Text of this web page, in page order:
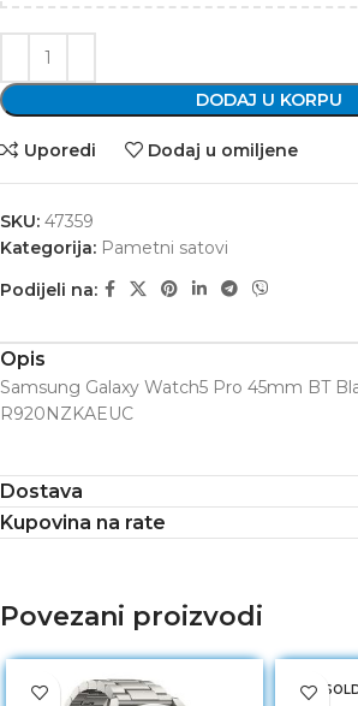
DODAJ U KORPU
Uporedi Dodaj u omiljene
SKU: 47359
Kategorija: Pametni satovi
Podijeli na:
Opis
Samsung Galaxy Watch5 Pro 45mm BT
R920NZKAEUC
Dostava
Kupovina na rate
Povezani proizvodi